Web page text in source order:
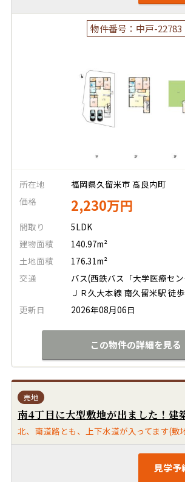
物件番号：中戸-22783
所在地
福岡県久留米市 高良内町
価格
2,230万円
間取り
5LDK
建物面積
140.97m²
土地面積
176.31m²
交通
バス(西鉄バス「大学医療セ
ＪＲ久大本線 南久留米駅 徒
更新日
2026年08月06日
この物件の詳細を見る
売地
見学予